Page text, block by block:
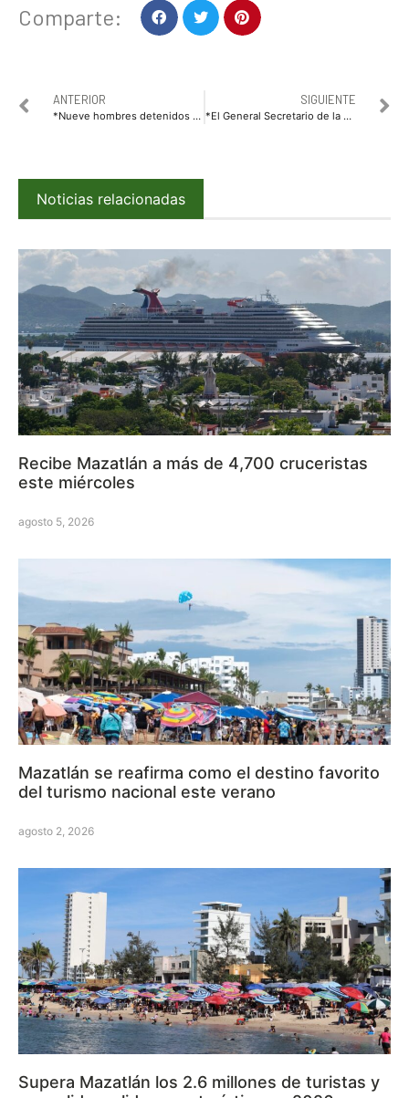
Comparte:
ANTERIOR
*Nueve hombres detenidos y el aseguramiento de 11 armas de fuego, cargadores y municiones, son resultados de los operativos de este martes en Sinaloa: SSPE Sinaloa*
SIGUIENTE
*El General Secretario de la Defensa Nacional sostiene videollamada con el Comandante del Comando Norte de los E.U.A.*
Noticias relacionadas
Recibe Mazatlán a más de 4,700 cruceristas
este miércoles
agosto 5, 2026
Mazatlán se reafirma como el destino favorito
del turismo nacional este verano
agosto 2, 2026
Supera Mazatlán los 2.6 millones de turistas y